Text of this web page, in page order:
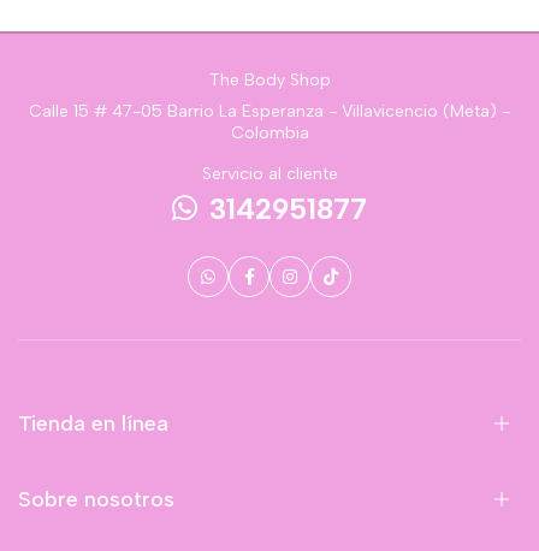
The Body Shop
Calle 15 # 47-05 Barrio La Esperanza - Villavicencio (Meta) -
Colombia
Servicio al cliente
3142951877
Tienda en línea
Sobre nosotros